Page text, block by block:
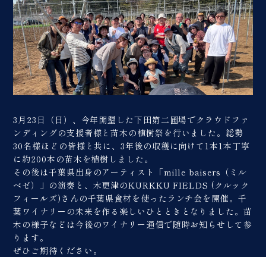
3月23日（日）、今年開墾した下田第二圃場でクラウドファ
ンディングの支援者様と苗木の植樹祭を行いました。総勢
30名様ほどの皆様と共に、3年後の収穫に向けて1本1本丁寧
に約200本の苗木を植樹しました。
その後は千葉県出身のアーティスト「mille baisers（ミル
ベゼ）」の演奏と、木更津のKURKKU FIELDS (クルック
フィールズ)さんの千葉県食材を使ったランチ会を開催。千
葉ワイナリーの未来を作る楽しいひとときとなりました。苗
木の様子などは今後のワイナリー通信で随時お知らせして参
ります。
ぜひご期待ください。